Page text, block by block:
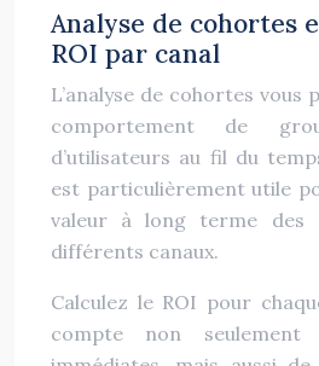
Analyse de cohortes
ROI par canal
L’analyse de cohortes vous
comportement de
d’utilisateurs au fil du
est particulièrement utile
valeur à long terme des
différents canaux.
Calculez le ROI pour
compte non seulement